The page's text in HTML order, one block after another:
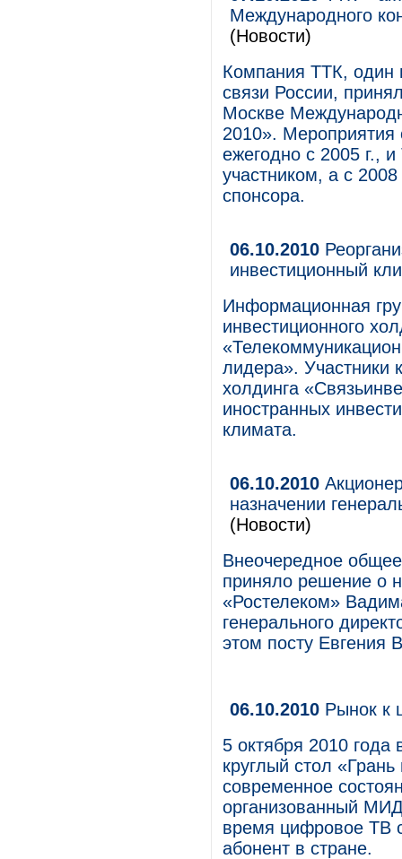
Международного
(Новости)
Компания ТТК, один
связи России,
Москве
2010». Мероприятия
ежегодно с 2005 г.,
участником, а с 2008
спонсора.
06.10.2010
инвестиционный
Информационная
инвестиционного
лидера». Участники
холдинга
иностранных
климата.
06.10.2010
назначении
(Новости)
Внеочередное
приняло решение о
«Ростелеком»
генерального
этом посту Евгения
06.10.2010 Рынок к
5 октября 2010
круглый стол
современное
организованный
время цифровое ТВ
абонент в стране.